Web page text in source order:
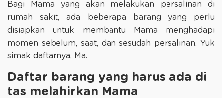
Bagi Mama yang akan melakukan persalinan di
rumah sakit, ada beberapa barang yang perlu
disiapkan untuk membantu Mama menghadapi
momen sebelum, saat, dan sesudah persalinan. Yuk
simak daftarnya, Ma.
Daftar barang yang harus ada di
tas melahirkan Mama